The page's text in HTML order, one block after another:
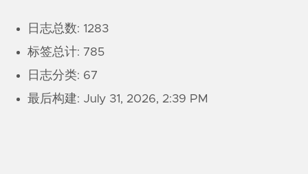
日志总数: 1283
标签总计: 785
日志分类: 67
最后构建: July 31, 2026, 2:39 PM